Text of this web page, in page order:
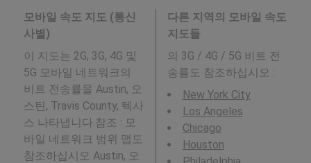
모바일 속도 지도 (통신
사별)
이 지도는 2G, 3G, 4G 및
5G 모바일 네트워크의
비트 전송률을 Austin, 오
스틴, Travis County, 텍사
스 나타냅니다.참조 : 모
바일 네트워크 범위 맵도
참조하십시오 Austin, 오
다른 지역의 모바일 속도
지도들
의 3G / 4G / 5G 비트 전
송률도 참조하십시오 :
New York City
Los Angeles
Chicago
Houston